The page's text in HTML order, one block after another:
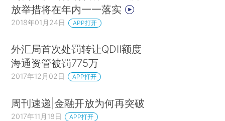
放举措将在年内一一落实
2018年01月24日 APP打开
外汇局首次处罚转让QDII额度
海通资管被罚775万
2017年12月02日 APP打开
周刊速递|金融开放为何再突破
2017年11月18日 APP打开